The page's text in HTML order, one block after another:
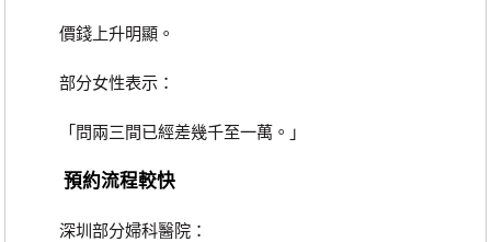
價錢上升明顯。
部分女性表示：
「問兩三間已經差幾千至一萬。」
預約流程較快
深圳部分婦科醫院：